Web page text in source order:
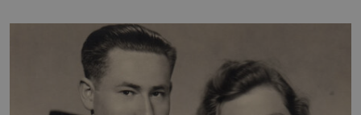
měkkost a bezpečí, proto by pokoj miminka měl působit
především klidně a útulně. Předškolní věk je